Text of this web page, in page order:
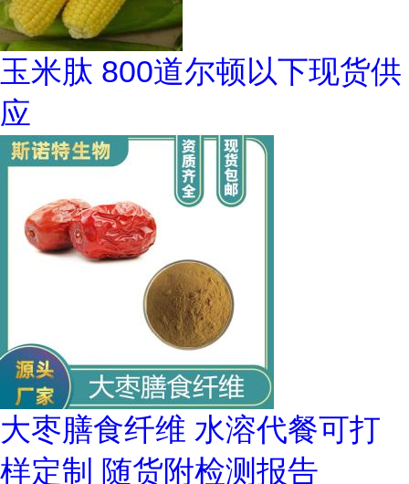
玉米肽 800道尔顿以下现货供
应
大枣膳食纤维 水溶代餐可打
样定制 随货附检测报告